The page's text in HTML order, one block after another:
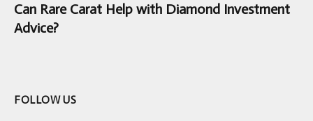
Can Rare Carat Help with Diamond Investment
Advice?
FOLLOW US